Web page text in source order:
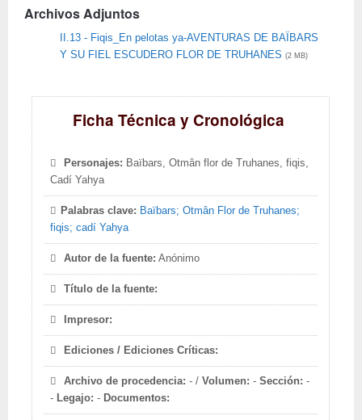
Archivos Adjuntos
II.13 - Fiqis_En pelotas ya-AVENTURAS DE BAÏBARS
Y SU FIEL ESCUDERO FLOR DE TRUHANES (2 MB)
Ficha Técnica y Cronológica
Personajes: Baïbars, Otmân flor de Truhanes, fiqis,
Cadí Yahya
Palabras clave: Baïbars; Otmân Flor de Truhanes;
fiqis; cadí Yahya
Autor de la fuente: Anónimo
Título de la fuente:
Impresor:
Ediciones / Ediciones Críticas:
Archivo de procedencia: - /Volumen: -Sección: -
- Legajo: - Documentos: